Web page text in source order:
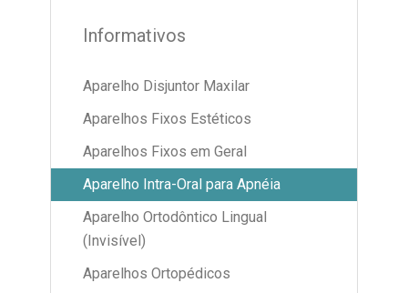
Informativos
Aparelho Disjuntor Maxilar
Aparelhos Fixos Estéticos
Aparelhos Fixos em Geral
Aparelho Intra-Oral para Apnéia
Aparelho Ortodôntico Lingual
(Invisível)
Aparelhos Ortopédicos